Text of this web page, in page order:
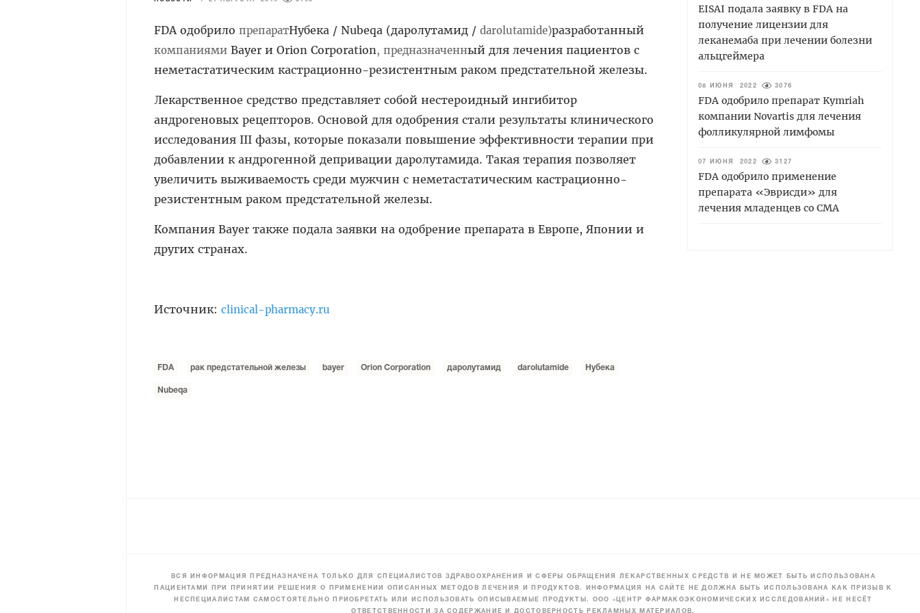
FDA одобрило препаратНубека / Nubeqa (даролутамид / darolutamide)разработанный
компаниями Bayer и Orion Corporation, предназначенный для лечения пациентов с
неметастатическим кастрационно-резистентным раком предстательной железы.
Лекарственное средство представляет собой нестероидный ингибитор
андрогеновых рецепторов. Основой для одобрения стали результаты клинического
исследования III фазы, которые показали повышение эффективности терапии при
добавлении к андрогенной депривации даролутамида. Такая терапия позволяет
увеличить выживаемость среди мужчин с неметастатическим кастрационно-
резистентным раком предстательной железы.
Компания Bayer также подала заявки на одобрение препарата в Eвропе, Японии и
других странах.
Источник: clinical-pharmacy.ru
FDA рак предстательной железы bayer Orion Corporation даролутамид darolutamide Нубека
Nubeqa
EISAI подала заявку в FDA на
получение лицензии для
леканемаба при лечении болезни
альцгеймера
08 ИЮНЯ 2022 3076
FDA одобрило препарат Kymriah
компании Novartis для лечения
фолликулярной лимфомы
07 ИЮНЯ 2022 3127
FDA одобрило применение
препарата «Эврисди» для
лечения младенцев со СМА
ВСЯ ИНФОРМАЦИЯ ПРЕДНАЗНАЧЕНА ТОЛЬКО ДЛЯ СПЕЦИАЛИСТОВ ЗДРАВООХРАНЕНИЯ И СФЕРЫ ОБРАЩЕНИЯ ЛЕКАРСТВЕННЫХ СРЕДСТВ И НЕ МОЖЕТ БЫТЬ ИСПОЛЬЗОВАНА
ПАЦИЕНТАМИ ПРИ ПРИНЯТИИ РЕШЕНИЯ О ПРИМЕНЕНИИ ОПИСАННЫХ МЕТОДОВ ЛЕЧЕНИЯ И ПРОДУКТОВ. ИНФОРМАЦИЯ НА САЙТЕ НЕ ДОЛЖНА БЫТЬ ИСПОЛЬЗОВАНА КАК ПРИЗЫВ К
НЕСПЕЦИАЛИСТАМ САМОСТОЯТЕЛЬНО ПРИОБРЕТАТЬ ИЛИ ИСПОЛЬЗОВАТЬ ОПИСЫВАЕМЫЕ ПРОДУКТЫ. ООО «ЦЕНТР ФАРМАКОЭКОНОМИЧЕСКИХ ИССЛЕДОВАНИЙ» НЕ НЕСЁТ
ОТВЕТСТВЕННОСТИ ЗА СОДЕРЖАНИЕ И ДОСТОВЕРНОСТЬ РЕКЛАМНЫХ МАТЕРИАЛОВ.